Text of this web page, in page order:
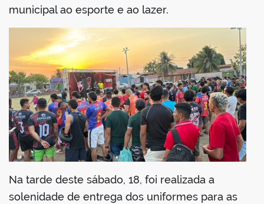
municipal ao esporte e ao lazer.
Na tarde deste sábado, 18, foi realizada a
solenidade de entrega dos uniformes para as